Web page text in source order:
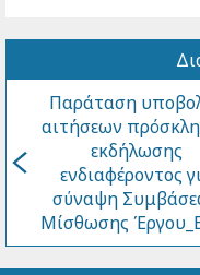
Παράταση
αιτήσεων
εκδήλωσης
ενδιαφέροντος
σύναψη
Μίσθωσης